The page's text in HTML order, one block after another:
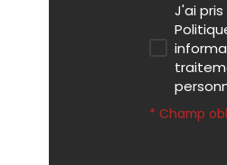
J'ai
* Champ